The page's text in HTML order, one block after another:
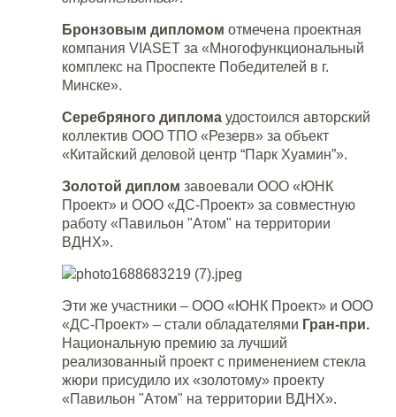
Бронзовым дипломом отмечена проектная
компания VIASET за «Многофункциональный
комплекс на Проспекте Победителей в г.
Минске».
Серебряного диплома удостоился авторский
коллектив ООО ТПО «Резерв» за объект
«Китайский деловой центр “Парк Хуамин”».
Золотой диплом завоевали ООО «ЮНК
Проект» и ООО «ДС-Проект» за совместную
работу «Павильон "Атом" на территории
ВДНХ».
Эти же участники – ООО «ЮНК Проект» и ООО
«ДС-Проект» – стали обладателями Гран-при.
Национальную премию за лучший
реализованный проект с применением стекла
жюри присудило их «золотому» проекту
«Павильон "Атом" на территории ВДНХ».